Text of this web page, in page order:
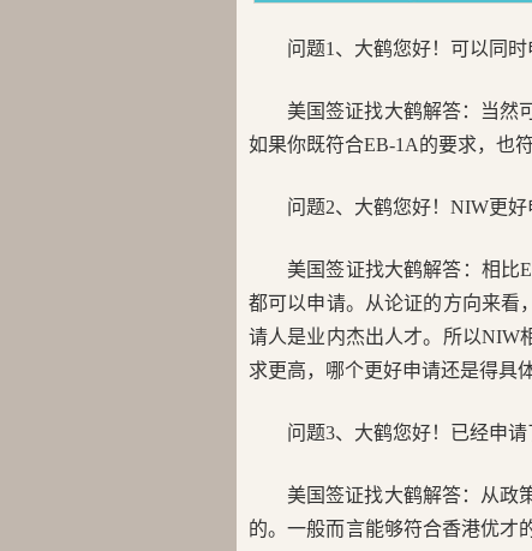
问题1、大鹤您好！可以同时
美国签证找大鹤解答：当然
如果你既符合EB-1A的要求，也
问题2、大鹤您好！NIW更好
美国签证找大鹤解答：相比
都可以申请。从论证的方向来看
请人是业内杰出人才。所以NIW
求更高，哪个更好申请还是得具
问题3、大鹤您好！已经申
美国签证找大鹤解答：从政
的。一般而言能够符合香港优才